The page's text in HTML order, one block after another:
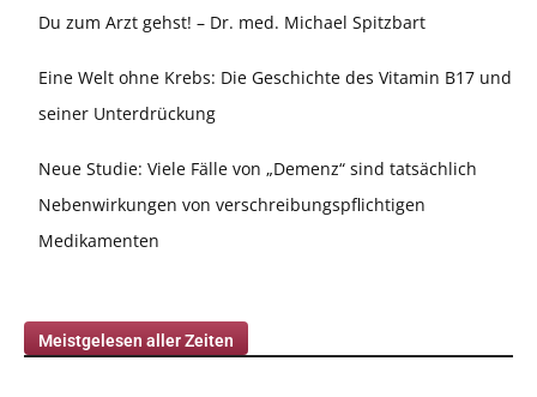
Du zum Arzt gehst! – Dr. med. Michael Spitzbart
Eine Welt ohne Krebs: Die Geschichte des Vitamin B17 und
seiner Unterdrückung
Neue Studie: Viele Fälle von „Demenz“ sind tatsächlich
Nebenwirkungen von verschreibungspflichtigen
Medikamenten
Meistgelesen aller Zeiten